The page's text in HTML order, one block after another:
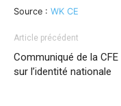
Source : WK CE
Article précédent
Communiqué de la CFE
sur l’identité nationale